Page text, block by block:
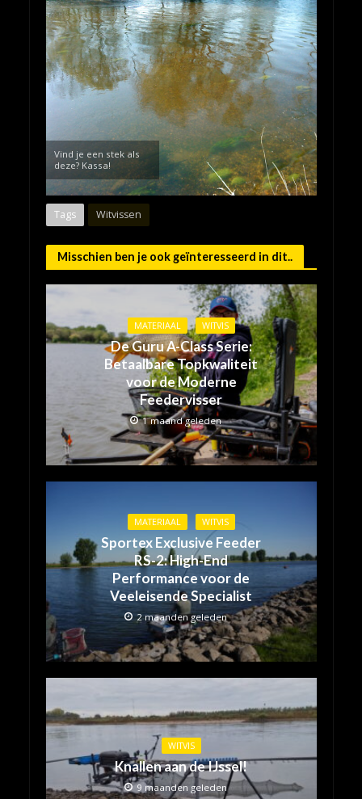
Vind je een stek als
deze? Kassa!
Tags Witvissen
Misschien ben je ook geïnteresseerd in dit..
MATERIAAL WITVIS
De Guru A-Class Serie:
Betaalbare Topkwaliteit
voor de Moderne
Feedervisser
1 maand geleden
MATERIAAL WITVIS
Sportex Exclusive Feeder
RS-2: High-End
Performance voor de
Veeleisende Specialist
2 maanden geleden
WITVIS
Knallen aan de IJssel!
9 maanden geleden